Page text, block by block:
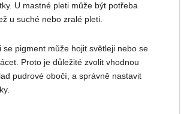
U mastné pleti může být potřeba
u suché nebo zralé pleti.
se pigment může hojit světleji nebo se
Proto je důležité zvolit vhodnou
pudrové obočí, a správně nastavit